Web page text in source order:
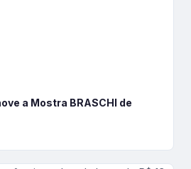
a Mostra BRASCHI de